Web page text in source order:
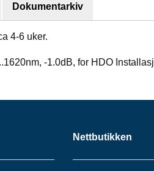
Dokumentarkiv
4-6 uker.
-1.0dB, for HDO
Nettbutikken